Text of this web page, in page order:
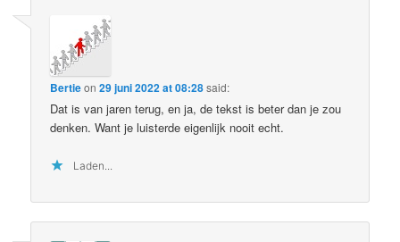
Bertieon29 juni 2022 at 08:28said:
Dat is van jaren terug, en ja, de tekst is beter dan je zou
denken. Want je luisterde eigenlijk nooit echt.
Laden...